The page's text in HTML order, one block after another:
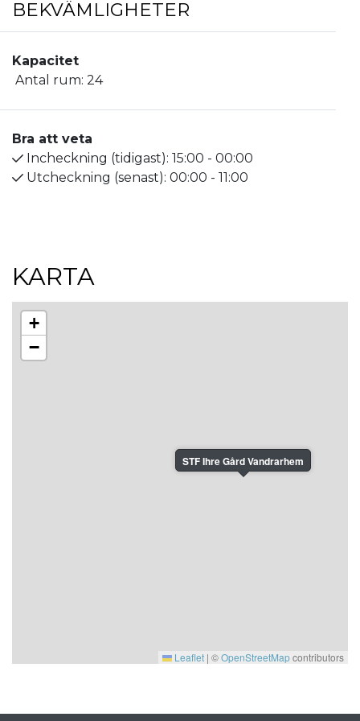
mot Visby.
BEKVÄMLIGHETER
Kapacitet
Antal rum: 24
Bra att veta
Incheckning (tidigast): 15:00 - 00:00
Utcheckning (senast): 00:00 - 11:00
KARTA
STF Ihre Gård Vandrarhem
+
−
Leaflet | ©OpenStreetMapcontributors